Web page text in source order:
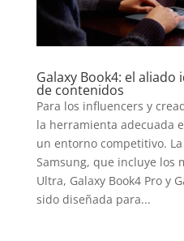
Galaxy Book4: el
de contenidos
Para los influencers y
la herramienta adecuada
un entorno competitivo.
Samsung, que incluye los
Ultra, Galaxy Book4 Pro y
sido diseñada para...